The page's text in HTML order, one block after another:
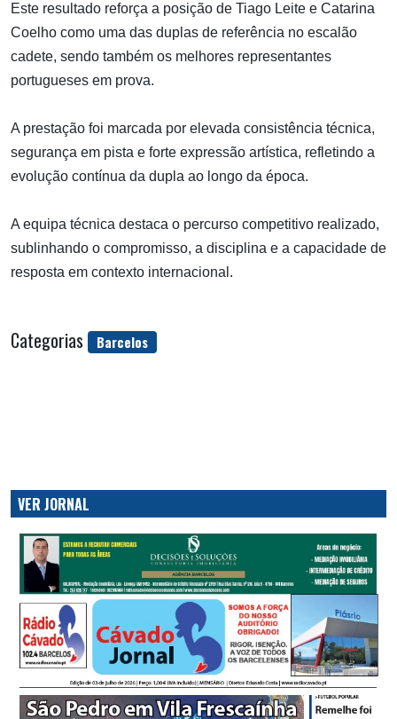
Este resultado reforça a posição de Tiago Leite e Catarina
Coelho como uma das duplas de referência no escalão
cadete, sendo também os melhores representantes
portugueses em prova.
A prestação foi marcada por elevada consistência técnica,
segurança em pista e forte expressão artística, refletindo a
evolução contínua da dupla ao longo da época.
A equipa técnica destaca o percurso competitivo realizado,
sublinhando o compromisso, a disciplina e a capacidade de
resposta em contexto internacional.
Categorias Barcelos
VER JORNAL